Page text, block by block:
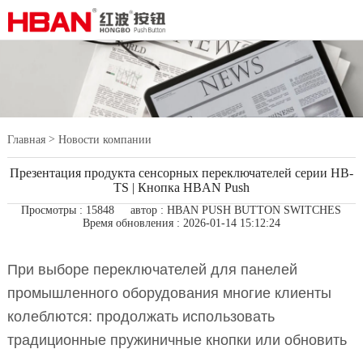
Главная> Новости компании
Презентация продукта сенсорных переключателей серии HB-
TS | Кнопка HBAN Push
Просмотры : 15848
автор : HBAN PUSH BUTTON SWITCHES
Время обновления : 2026-01-14 15:12:24
При выборе переключателей для панелей
промышленного оборудования многие клиенты
колеблются: продолжать использовать
традиционные пружиничные кнопки или обновить